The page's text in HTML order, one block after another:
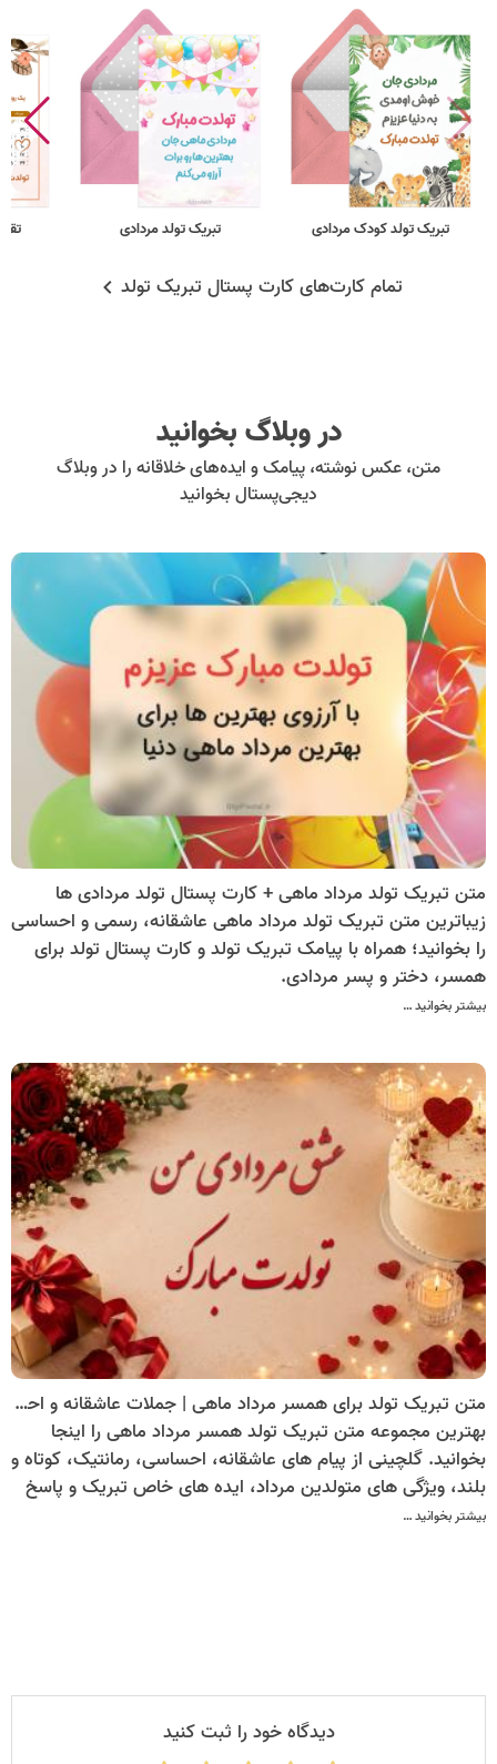
تبریک تولد کودک مردادی تبریک تولد مردادی
تمام کارت‌های کارت پستال تبریک تولد
در وبلاگ بخوانید
متن، عکس نوشته، پیامک و ایده‌های خلاقانه را در وبلاگ
دیجی‌پستال بخوانید
متن تبریک تولد مرداد ماهی + کارت پستال تولد مردادی ها
زیباترین متن تبریک تولد مرداد ماهی عاشقانه، رسمی و احساسی
را بخوانید؛ همراه با پیامک تبریک تولد و کارت پستال تولد برای
همسر، دختر و پسر مردادی.
بیشتر بخوانید …
متن تبریک تولد برای همسر مرداد ماهی | جملات عاشقانه و احساسی + کارت تبریک دیجیتال تولد مرداد ماهی
بهترین مجموعه متن تبریک تولد همسر مرداد ماهی را اینجا
بخوانید. گلچینی از پیام های عاشقانه، احساسی، رمانتیک، کوتاه و
بلند، ویژگی های متولدین مرداد، ایده های خاص تبریک و پاسخ
به سوالات پرتکرار برای تبریکی متفاوت و ماندگار.
بیشتر بخوانید …
دیدگاه خود را ثبت کنید